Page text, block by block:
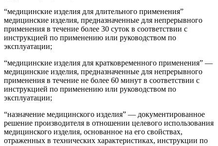
“медицинские изделия для длительного применения”
медицинские изделия, предназначенные для непрерывного
применения в течение более 30 суток в соответствии с
инструкцией по применению или руководством по
эксплуатации;
“медицинские изделия для кратковременного применения” —
медицинские изделия, предназначенные для непрерывного
применения в течение не более 60 минут в соответствии с
инструкцией по применению или руководством по
эксплуатации;
“назначение медицинского изделия” — документированное
решение производителя в отношении целевого использования
медицинского изделия, основанное на его свойствах,
отраженных в технических характеристиках, инструкции по